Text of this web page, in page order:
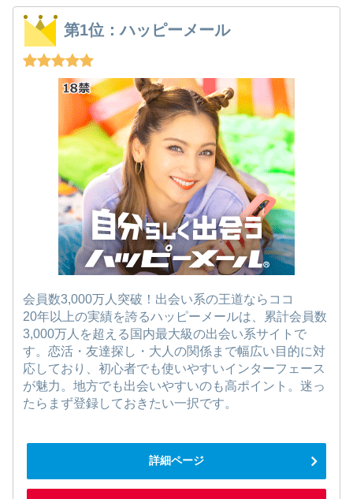
第1位：ハッピーメール
会員数3,000万人突破！出会い系の王道ならココ
20年以上の実績を誇るハッピーメールは、累計会員数
3,000万人を超える国内最大級の出会い系サイトで
す。恋活・友達探し・大人の関係まで幅広い目的に対
応しており、初心者でも使いやすいインターフェース
が魅力。地方でも出会いやすいのも高ポイント。迷っ
たらまず登録しておきたい一択です。
詳細ページ